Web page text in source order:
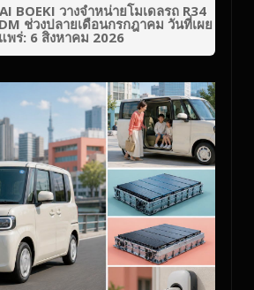
BOEKI วางจำหน่ายโมเดลรถ R34
ช่วงปลายเดือนกรกฎาคม วันที่เผย
แพร่: 6 สิงหาคม 2026